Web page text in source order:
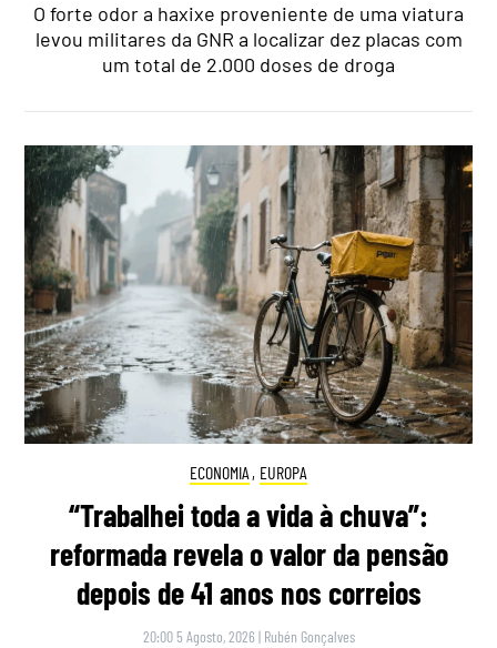
O forte odor a haxixe proveniente de uma viatura
levou militares da GNR a localizar dez placas com
um total de 2.000 doses de droga
ECONOMIA , EUROPA
“Trabalhei toda a vida à chuva”:
reformada revela o valor da pensão
depois de 41 anos nos correios
20:00 5 Agosto, 2026 | Rubén Gonçalves